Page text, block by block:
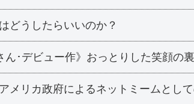
どうしたらいいのか？
ん･デビュー作》おっとりした笑顔
メリカ政府によるネットミームと